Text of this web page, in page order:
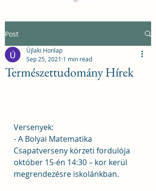
Post
Természettudomány Hírek
Újlaki Honlap
Sep 25, 2021 1 min read
Versenyek:
- A Bolyai Matematika
Csapatverseny körzeti fordulója
október 15-én 14:30 – kor kerül
megrendezésre iskolánkban.